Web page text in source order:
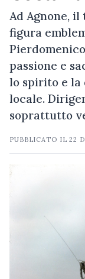
Ad Agnone,
figura
passione e
lo spirito e la
locale.
soprattutto
PUBBLICATO IL22